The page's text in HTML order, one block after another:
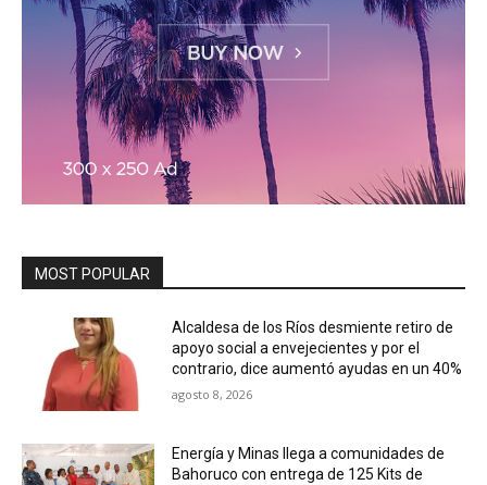
MOST POPULAR
Alcaldesa de los Ríos desmiente retiro de
apoyo social a envejecientes y por el
contrario, dice aumentó ayudas en un 40%
agosto 8, 2026
Energía y Minas llega a comunidades de
Bahoruco con entrega de 125 Kits de